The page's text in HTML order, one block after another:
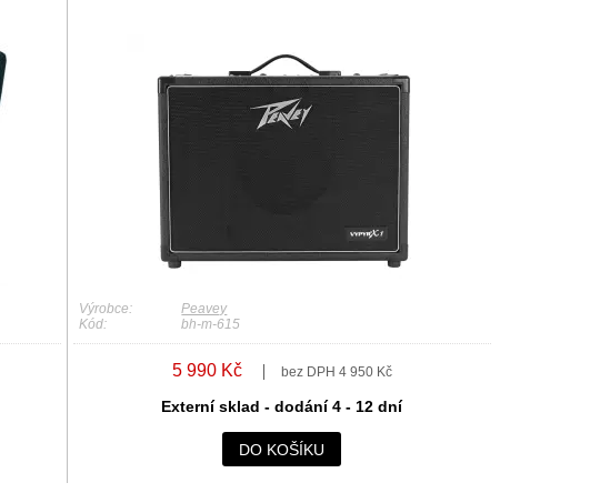
Výrobce:
Peavey
Kód:
bh-m-615
5 990 Kč bez DPH 4 950 Kč
Externí sklad - dodání 4 - 12 dní
DO KOŠÍKU